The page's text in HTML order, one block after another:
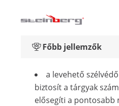
Főbb jellemzők
a levehető
biztosít a tárgyak
elősegíti a pontosabb